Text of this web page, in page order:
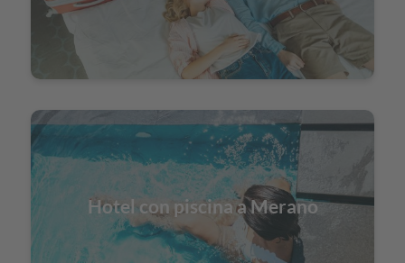
Hotel con piscina a Merano